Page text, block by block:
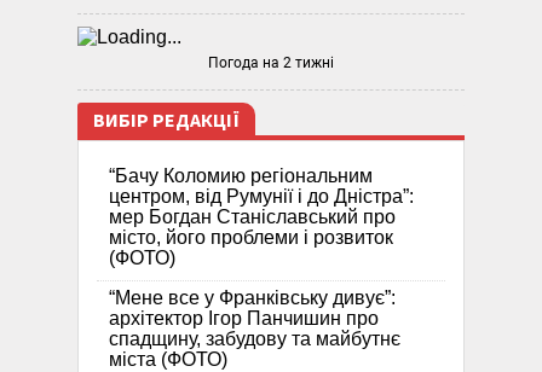
Погода на 2 тижні
ВИБІР РЕДАКЦІЇ
“Бачу Коломию регіональним
центром, від Румунії і до Дністра”:
мер Богдан Станіславський про
місто, його проблеми і розвиток
(ФОТО)
“Мене все у Франківську дивує”:
архітектор Ігор Панчишин про
спадщину, забудову та майбутнє
міста (ФОТО)